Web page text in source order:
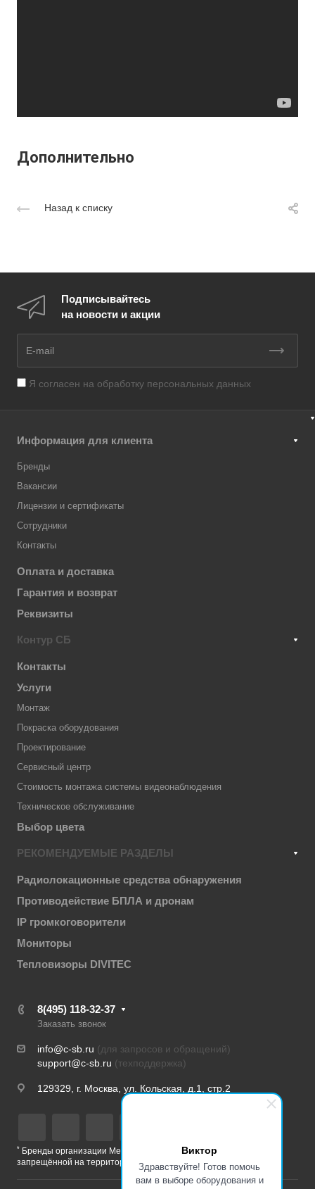
Виктор
Здравствуйте! Готов помочь
вам в выборе оборудования и
Дополнительно
Назад к списку
Подписывайтесь
на новости и акции
Я согласен на обработку персональных данных
Информация для клиента
Бренды
Вакансии
Лицензии и сертификаты
Сотрудники
Контакты
Оплата и доставка
Гарантия и возврат
Реквизиты
Контур СБ
Контакты
Услуги
Монтаж
Покраска оборудования
Проектирование
Сервисный центр
Стоимость монтажа системы видеонаблюдения
Техническое обслуживание
Выбор цвета
РЕКОМЕНДУЕМЫЕ РАЗДЕЛЫ
Радиолокационные средства обнаружения
Противодействие БПЛА и дронам
IP громкоговорители
Мониторы
Тепловизоры DIVITEC
8(495) 118-32-37
Заказать звонок
info@c-sb.ru (для запросов и обращений)
support@c-sb.ru (техподдержка)
129329, г. Москва, ул. Кольская, д.1, стр.2
* Бренды организации Meta, признанной экстремистской и
запрещённой на территории РФ